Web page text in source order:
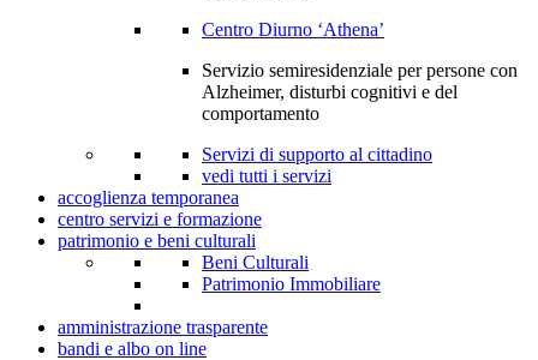
Centro Diurno ‘Athena’
Servizio semiresidenziale per persone con
Alzheimer, disturbi cognitivi e del
comportamento
Servizi di supporto al cittadino
vedi tutti i servizi
accoglienza temporanea
centro servizi e formazione
patrimonio e beni culturali
Beni Culturali
Patrimonio Immobiliare
amministrazione trasparente
bandi e albo on line